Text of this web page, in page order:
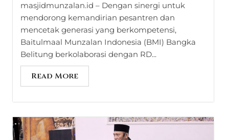
masjidmunzalan.id – Dengan sinergi untuk
mendorong kemandirian pesantren dan
mencetak generasi yang berkompetensi,
Baitulmaal Munzalan Indonesia (BMI) Bangka
Belitung berkolaborasi dengan RD...
Read More